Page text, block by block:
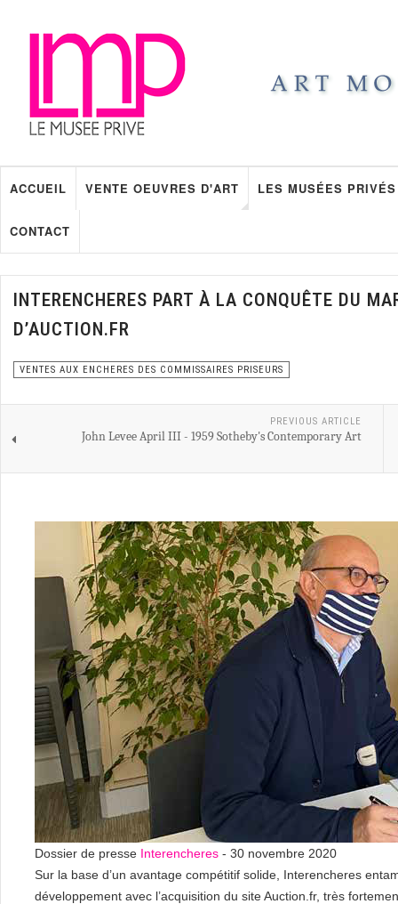
ACCUEIL VENTE OEUVRES D'ART LES MUSÉES PRIVÉS
CONTACT
INTERENCHERES PART À LA CONQUÊTE DU
D’AUCTION.FR
VENTES AUX ENCHERES DES COMMISSAIRES PRISEURS
PREVIOUS ARTICLE
John Levee April III - 1959 Sotheby's Contemporary Art
Dossier de presse Interencheres - 30 novembre 2020
Sur la base d’un avantage compétitif solide, Interencheres
développement avec l’acquisition du site Auction.fr, très